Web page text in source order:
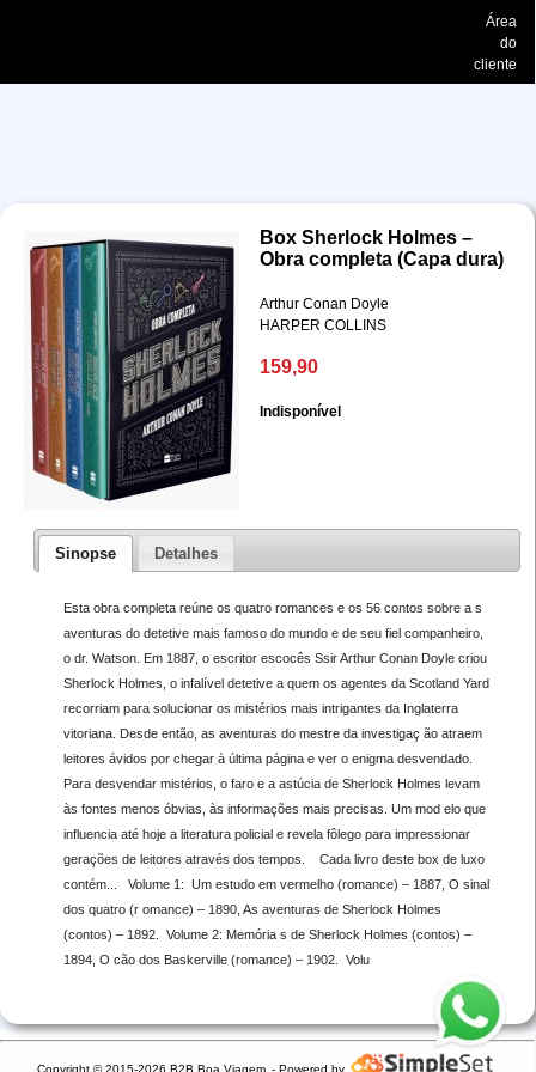
Área
do
cliente
Box Sherlock Holmes –
Obra completa (Capa dura)
Arthur Conan Doyle
HARPER COLLINS
159,90
Indisponível
Sinopse Detalhes
Esta obra completa reúne os quatro romances e os 56 contos sobre a s
aventuras do detetive mais famoso do mundo e de seu fiel companheiro,
o dr. Watson. Em 1887, o escritor escocês Ssir Arthur Conan Doyle criou
Sherlock Holmes, o infalível detetive a quem os agentes da Scotland Yard
recorriam para solucionar os mistérios mais intrigantes da Inglaterra
vitoriana. Desde então, as aventuras do mestre da investigaç ão atraem
leitores ávidos por chegar à última página e ver o enigma desvendado.
Para desvendar mistérios, o faro e a astúcia de Sherlock Holmes levam
às fontes menos óbvias, às informações mais precisas. Um mod elo que
influencia até hoje a literatura policial e revela fôlego para impressionar
gerações de leitores através dos tempos. Cada livro deste box de luxo
contém... Volume 1: Um estudo em vermelho (romance) – 1887, O sinal
dos quatro (r omance) – 1890, As aventuras de Sherlock Holmes
(contos) – 1892. Volume 2: Memória s de Sherlock Holmes (contos) –
1894, O cão dos Baskerville (romance) – 1902. Volu
Copyright © 2015-2026 B2B Boa Viagem - Powered by